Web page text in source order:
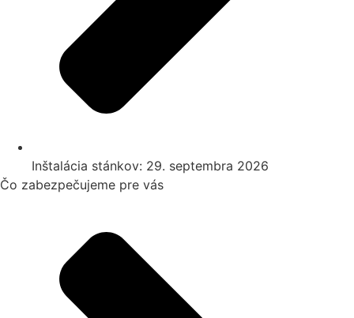
Inštalácia stánkov: 29. septembra 2026
Čo zabezpečujeme pre vás